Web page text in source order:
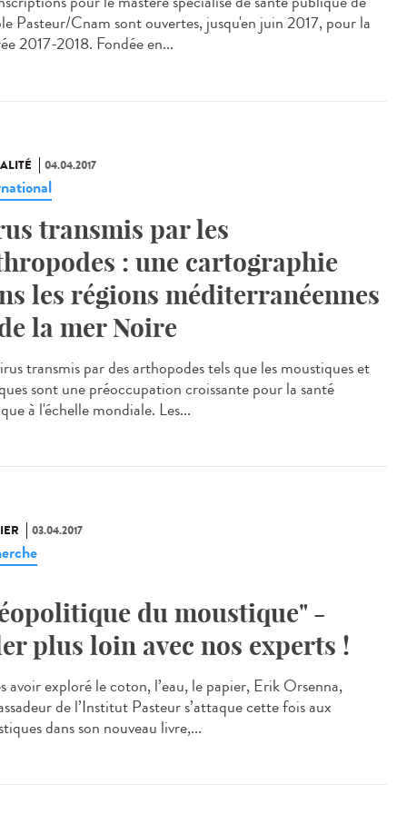
Pasteur/Cnam sont ouvertes, jusqu'en juin 2017, pour la
2017-2018. Fondée en...
04.04.2017
transmis par les
: une cartographie
les régions méditerranéennes
la mer Noire
transmis par des arthopodes tels que les moustiques et
sont une préoccupation croissante pour la santé
à l'échelle mondiale. Les...
03.04.2017
du moustique" -
plus loin avec nos experts !
avoir exploré le coton, l’eau, le papier, Erik Orsenna,
de l’Institut Pasteur s’attaque cette fois aux
dans son nouveau livre,...